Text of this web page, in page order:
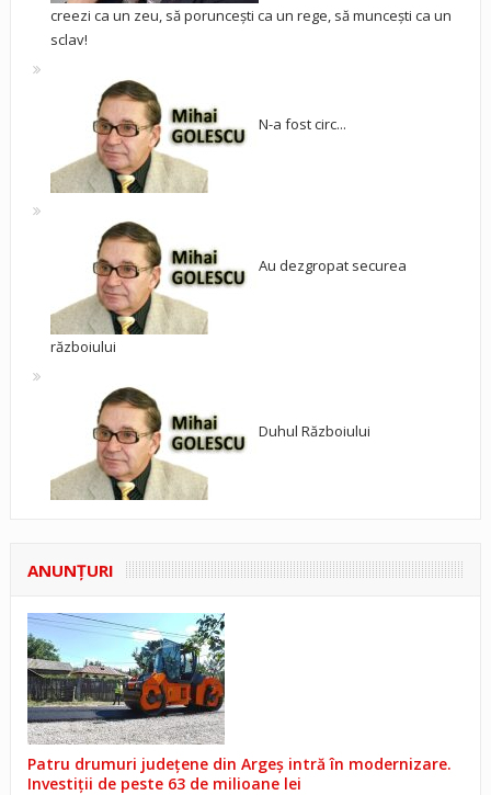
creezi ca un zeu, să poruncești ca un rege, să muncești ca un
sclav!
N-a fost circ...
Au dezgropat securea
războiului
Duhul Războiului
ANUNŢURI
Patru drumuri județene din Argeș intră în modernizare.
Investiții de peste 63 de milioane lei